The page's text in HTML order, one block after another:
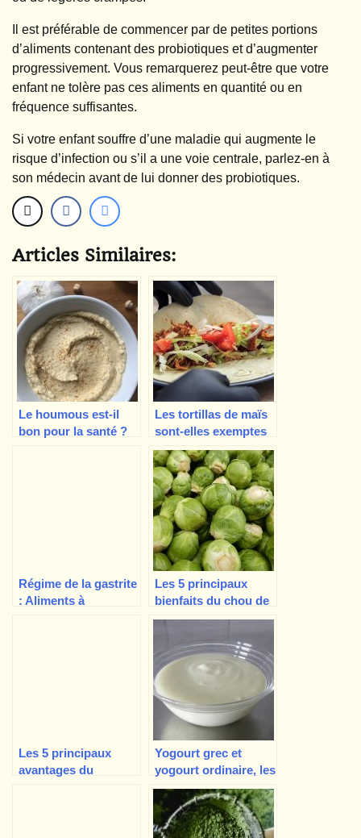
Il est préférable de commencer par de petites portions
d’aliments contenant des probiotiques et d’augmenter
progressivement. Vous remarquerez peut-être que votre
enfant ne tolère pas ces aliments en quantité ou en
fréquence suffisantes.
Si votre enfant souffre d’une maladie qui augmente le
risque d’infection ou s’il a une voie centrale, parlez-en à
son médecin avant de lui donner des probiotiques.
Articles Similaires:
Le houmous est-il
bon pour la santé ?
Les tortillas de maïs
sont-elles exemptes
de gluten ?
Régime de la gastrite
: Aliments à
Les 5 principaux
bienfaits du chou de
Bruxelles pour la
Les 5 principaux
avantages du
Yogourt grec et
yogourt ordinaire, les
différences et ce qui
est mieux ?